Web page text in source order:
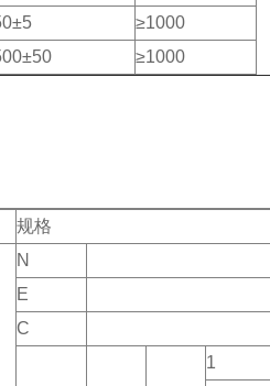
≥1000
≥1000
规格
N
E
C
1